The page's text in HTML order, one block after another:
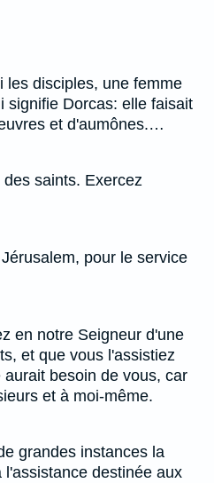
les disciples, une femme
signifie Dorcas: elle faisait
et d'aumônes.…
saints. Exercez
pour le service
en notre Seigneur d'une
et que vous l'assistiez
besoin de vous, car
et à moi-même.
grandes instances la
destinée aux